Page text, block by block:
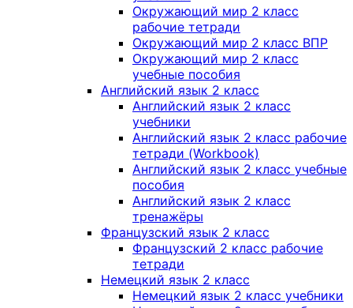
Окружающий мир 2 класс
рабочие тетради
Окружающий мир 2 класс ВПР
Окружающий мир 2 класс
учебные пособия
Английский язык 2 класс
Английский язык 2 класс
учебники
Английский язык 2 класс рабочие
тетради (Workbook)
Английский язык 2 класс учебные
пособия
Английский язык 2 класс
тренажёры
Французский язык 2 класс
Французский 2 класс рабочие
тетради
Немецкий язык 2 класс
Немецкий язык 2 класс учебники